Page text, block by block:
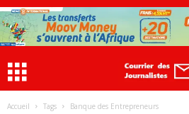
Accueil Tags Banque des Entrepreneurs